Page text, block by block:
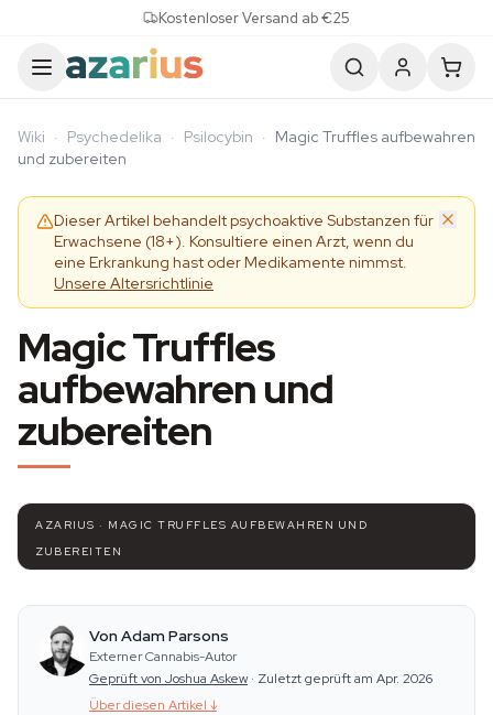
Kostenloser Versand ab €25
Wiki · Psychedelika · Psilocybin · Magic Truffles aufbewahren
und zubereiten
Dieser Artikel behandelt psychoaktive Substanzen für
Erwachsene (18+). Konsultiere einen Arzt, wenn du
eine Erkrankung hast oder Medikamente nimmst.
Unsere Altersrichtlinie
Magic Truffles
aufbewahren und
zubereiten
AZARIUS · MAGIC TRUFFLES AUFBEWAHREN UND
ZUBEREITEN
Von Adam Parsons
Externer Cannabis-Autor
Geprüft von Joshua Askew · Zuletzt geprüft am Apr. 2026
Über diesen Artikel ↓